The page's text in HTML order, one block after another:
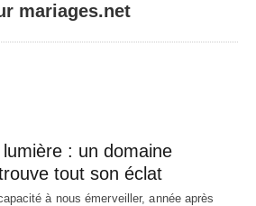
mariages.net
: un domaine
tout son éclat
à nous émerveiller, année après